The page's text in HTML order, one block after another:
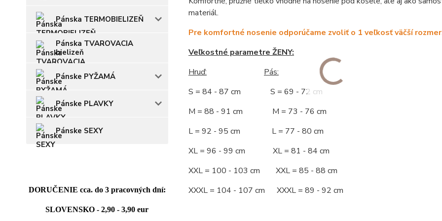
Pánska TERMOBIELIZEŇ
Pánska TVAROVACIA
bielizeň
Pánske PYŽAMÁ
Pánske PLAVKY
Pánske SEXY
DORUČENIE cca. do 3 pracovných dní:
SLOVENSKO - 2,90 - 3,90 eur
materiál.
Pre komfortné nosenie odporúčame zvoliť o 1 veľkosť väčší
Veľkostné parametre ŽENY:
Hruď:
Pás:
S = 84 - 87 cm S = 69 - 72 cm
M = 88 - 91 cm M = 73 - 76 cm
L = 92 - 95 cm L = 77 - 80 cm
XL = 96 - 99 cm XL = 81 - 84 cm
XXL = 100 - 103 cm XXL = 85 - 88 cm
XXXL = 104 - 107 cm XXXL = 89 - 92 cm